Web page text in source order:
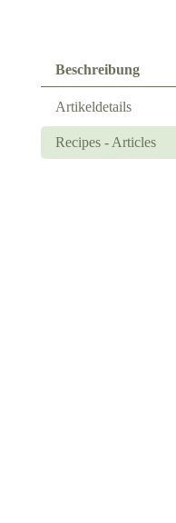
Beschreibung
Artikeldetails
Recipes - Articles